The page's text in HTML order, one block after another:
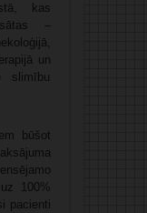
kas
–
un
slimību
būšot
100%
pacienti